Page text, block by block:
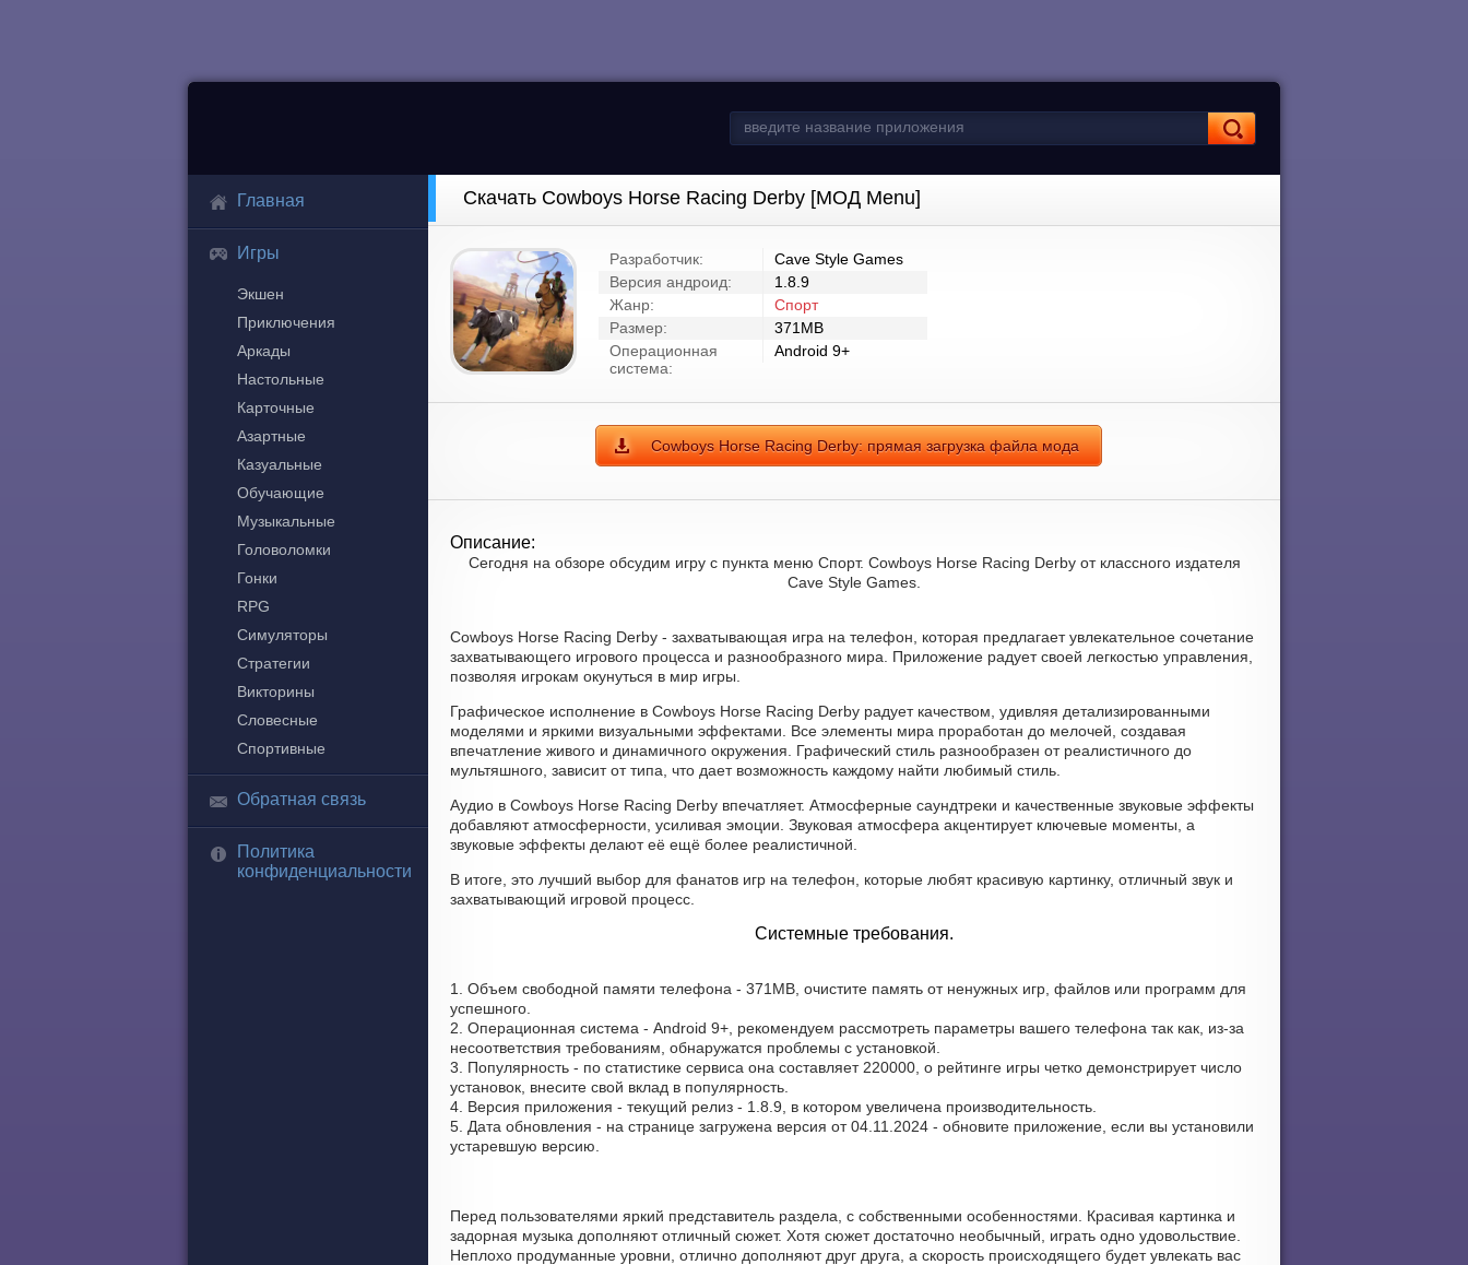
Главная
Игры
Экшен
Приключения
Аркады
Настольные
Карточные
Азартные
Казуальные
Обучающие
Музыкальные
Головоломки
Гонки
RPG
Симуляторы
Стратегии
Викторины
Словесные
Спортивные
Обратная связь
Политика
конфиденциальности
Скачать Cowboys Horse Racing Derby [МОД Menu]
Разработчик:
Cave Style Games
Версия андроид:
1.8.9
Жанр:
Спорт
Размер:
371MB
Операционная
система:
Android 9+
Cowboys Horse Racing Derby: прямая загрузка файла мода
Описание:
Сегодня на обзоре обсудим игру с пункта меню Спорт. Cowboys Horse Racing Derby от классного издателя
Cave Style Games.
Cowboys Horse Racing Derby - захватывающая игра на телефон, которая предлагает увлекательное сочетание
захватывающего игрового процесса и разнообразного мира. Приложение радует своей легкостью управления,
позволяя игрокам окунуться в мир игры.
Графическое исполнение в Cowboys Horse Racing Derby радует качеством, удивляя детализированными
моделями и яркими визуальными эффектами. Все элементы мира проработан до мелочей, создавая
впечатление живого и динамичного окружения. Графический стиль разнообразен от реалистичного до
мультяшного, зависит от типа, что дает возможность каждому найти любимый стиль.
Аудио в Cowboys Horse Racing Derby впечатляет. Атмосферные саундтреки и качественные звуковые эффекты
добавляют атмосферности, усиливая эмоции. Звуковая атмосфера акцентирует ключевые моменты, а
звуковые эффекты делают её ещё более реалистичной.
В итоге, это лучший выбор для фанатов игр на телефон, которые любят красивую картинку, отличный звук и
захватывающий игровой процесс.
Системные требования.
1. Объем свободной памяти телефона - 371MB, очистите память от ненужных игр, файлов или программ для
успешного.
2. Операционная система - Android 9+, рекомендуем рассмотреть параметры вашего телефона так как, из-за
несоответствия требованиям, обнаружатся проблемы с установкой.
3. Популярность - по статистике сервиса она составляет 220000, о рейтинге игры четко демонстрирует число
установок, внесите свой вклад в популярность.
4. Версия приложения - текущий релиз - 1.8.9, в котором увеличена производительность.
5. Дата обновления - на странице загружена версия от 04.11.2024 - обновите приложение, если вы установили
устаревшую версию.
Перед пользователями яркий представитель раздела, с собственными особенностями. Красивая картинка и
задорная музыка дополняют отличный сюжет. Хотя сюжет достаточно необычный, играть одно удовольствие.
Неплохо продуманные уровни, отлично дополняют друг друга, а скорость происходящего будет увлекать вас